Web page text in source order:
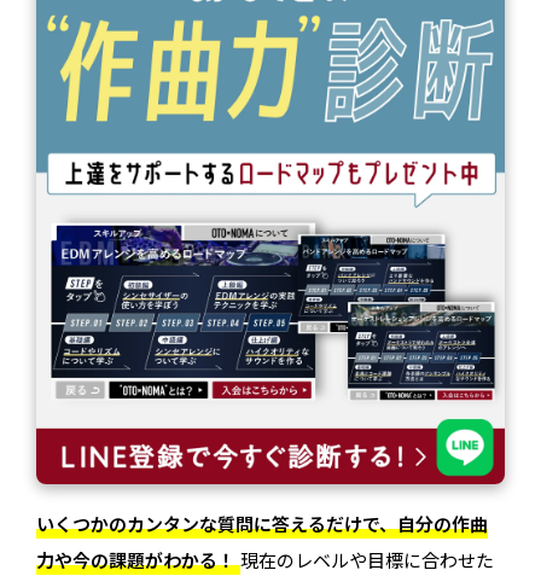
いくつかのカンタンな質問に答えるだけで、自分の作曲
力や今の課題がわかる！現在のレベルや目標に合わせた